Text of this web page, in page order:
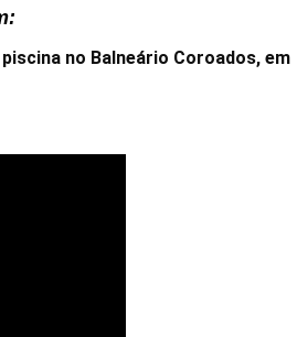
no Balneário Coroados, em